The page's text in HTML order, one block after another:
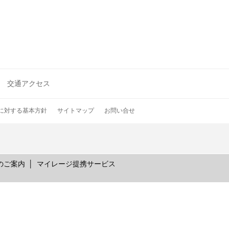
交通アクセス
対する基本方針 サイトマップ お問い合せ
ご案内 マイレージ提携サービス